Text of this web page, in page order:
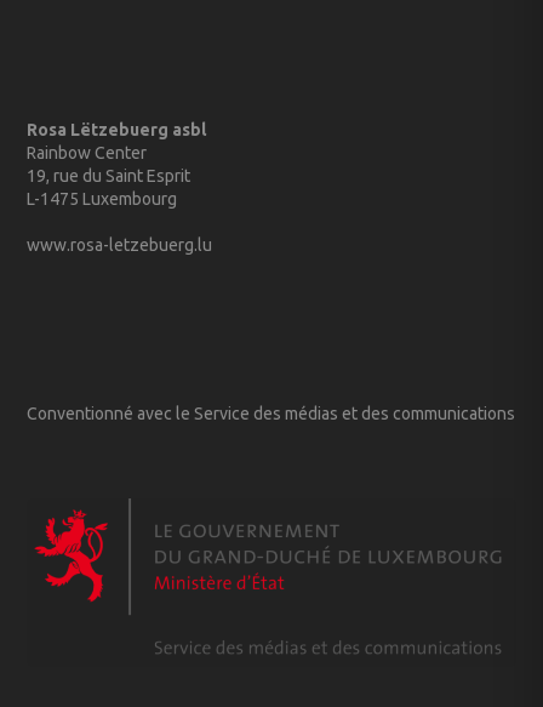
Rosa Lëtzebuerg asbl
Rainbow Center
19, rue du Saint Esprit
L-1475 Luxembourg
www.rosa-letzebuerg.lu
Conventionné avec le Service des médias et des communications